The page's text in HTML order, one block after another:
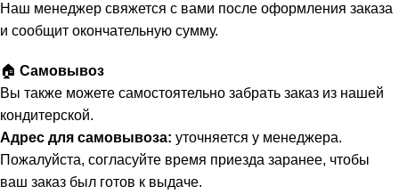
Наш менеджер свяжется с вами после оформления заказа
и сообщит окончательную сумму.
🏠 Самовывоз
Вы также можете самостоятельно забрать заказ из нашей
кондитерской.
Адрес для самовывоза: уточняется у менеджера.
Пожалуйста, согласуйте время приезда заранее, чтобы
ваш заказ был готов к выдаче.